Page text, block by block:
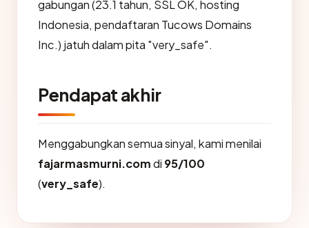
gabungan (23.1 tahun, SSL OK, hosting
Indonesia, pendaftaran Tucows Domains
Inc.) jatuh dalam pita "very_safe".
Pendapat akhir
Menggabungkan semua sinyal, kami menilai
fajarmasmurni.comdi 95/100
(very_safe).